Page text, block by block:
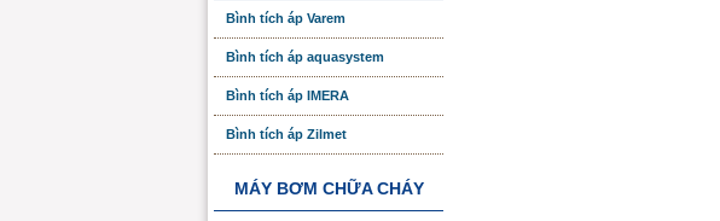
Bình tích áp Varem
Bình tích áp aquasystem
Bình tích áp IMERA
Bình tích áp Zilmet
MÁY BƠM CHỮA CHÁY